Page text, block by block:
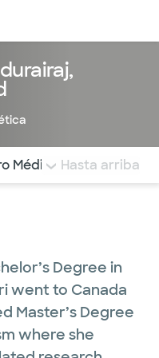
rápidamente a
Médico COMENTARIOS
Hasta arriba
Degree in
went to Canada
Master’s Degree
where she